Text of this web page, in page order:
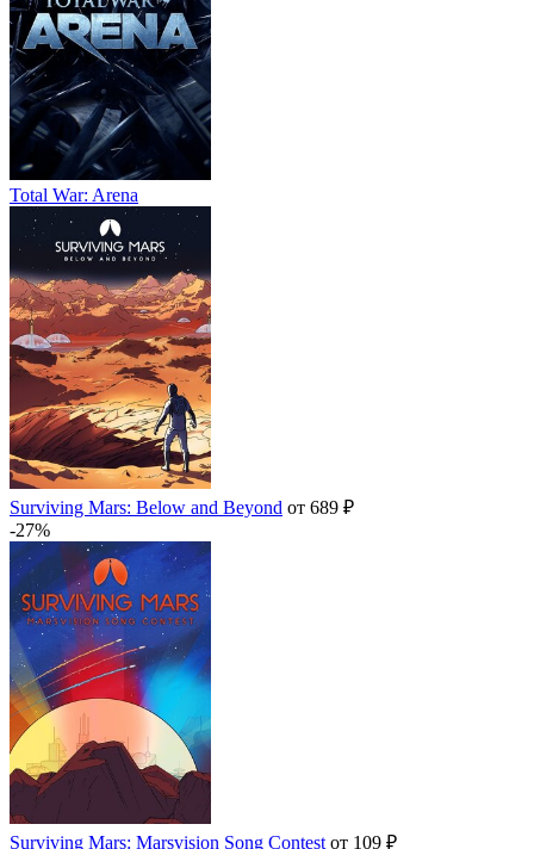
Total War: Arena
Surviving Mars: Below and Beyond от 689 ₽
-27%
Surviving Mars: Marsvision Song Contest от 109 ₽